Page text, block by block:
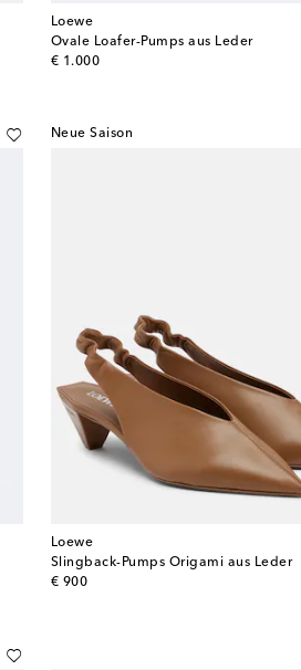
Loewe
Ovale Loafer-Pumps aus Leder
€ 1.000
original price
Neue Saison
Loewe
Slingback-Pumps Origami aus Leder
€ 900
original price